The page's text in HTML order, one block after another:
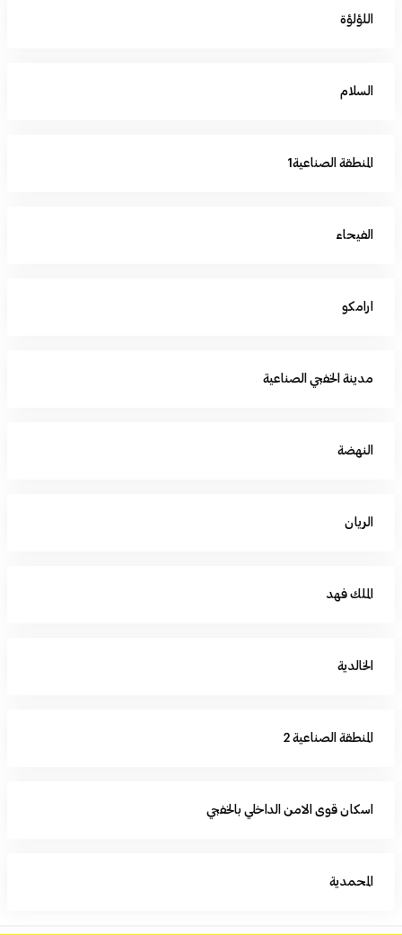
اللؤلؤة
السلام
المنطقة الصناعية1
الفيحاء
ارامكو
مدينة الخفجي الصناعية
النهضة
الريان
الملك فهد
الخالدية
المنطقة الصناعية 2
اسكان قوى الامن الداخلي بالخفجي
المحمدية